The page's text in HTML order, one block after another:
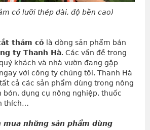
cỏ lưỡi thép dài, độ bền cao)
thảm cỏ là dòng sản phẩm bán
ty Thanh Hà. Các vấn đề trong
khách và nhà vườn đang gặp
với công ty chúng tôi. Thanh Hà
cả các sản phẩm dùng trong nông
bón, dụng cụ nông nghiệp, thuốc
thích…
mua những sản phẩm dùng